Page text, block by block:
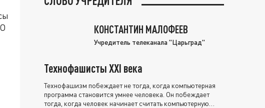
КОНСТАНТИН МАЛОФЕЕВ
Учредитель телеканала "Царьград"
Технофашисты XXI века
Технофашизм побеждает не тогда, когда компьютерная
программа становится умнее человека. Он побеждает
тогда, когда человек начинает считать компьютерную